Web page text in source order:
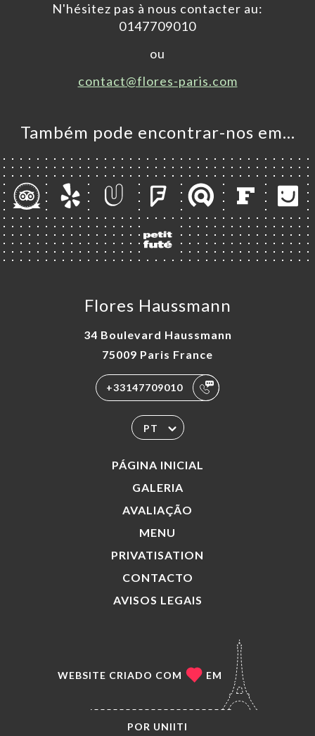
N'hésitez pas à nous contacter au:
0147709010
ou
contact@flores-paris.com
Também pode encontrar-nos em…
Flores Haussmann
34 Boulevard Haussmann
75009 Paris France
+33147709010
PT
PÁGINA INICIAL
GALERIA
AVALIAÇÃO
MENU
PRIVATISATION
CONTACTO
AVISOS LEGAIS
WEBSITE CRIADO COM EM
POR UNIITI